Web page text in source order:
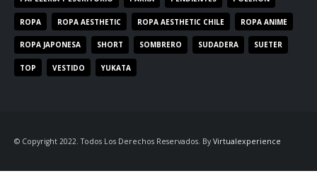
ROPA ROPA AESTHETIC ROPA AESTHETIC CHILE ROPA ANIME
ROPA JAPONESA SHORT SOMBRERO SUDADERA SUETER
TOP VESTIDO YUKATA
© Copyright 2022. Todos Los Derechos Reservados. By Virtualexperience